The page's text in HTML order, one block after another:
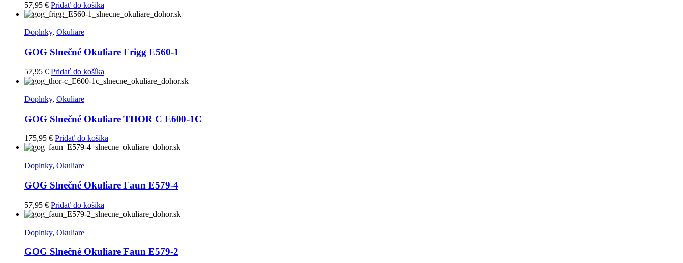
57,95 € Pridať do košíka
Doplnky, Okuliare
GOG Slnečné Okuliare Frigg E560-1
57,95 € Pridať do košíka
Doplnky, Okuliare
GOG Slnečné Okuliare THOR C E600-1C
175,95 € Pridať do košíka
Doplnky, Okuliare
GOG Slnečné Okuliare Faun E579-4
57,95 € Pridať do košíka
Doplnky, Okuliare
GOG Slnečné Okuliare Faun E579-2